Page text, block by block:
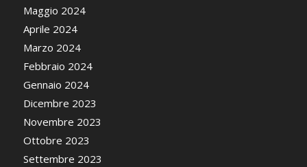
Maggio 2024
Aprile 2024
Marzo 2024
Febbraio 2024
Gennaio 2024
Dicembre 2023
Novembre 2023
Ottobre 2023
Settembre 2023